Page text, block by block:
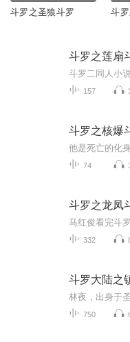
斗罗之圣狼斗罗 斗
斗罗之莲扇
157
斗罗之核爆
74
斗罗之龙凤
332
斗罗大陆之
750